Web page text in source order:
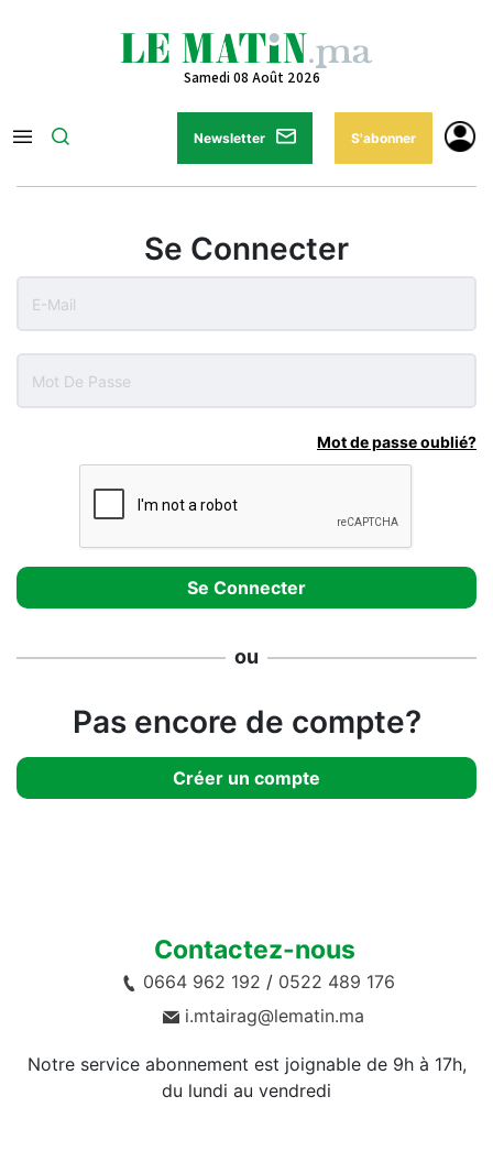
Samedi 08 Août 2026
Newsletter S'abonner
Se Connecter
Mot de passe oublié?
ou
Pas encore de compte?
Créer un compte
Contactez-nous
0664 962 192 / 0522 489 176
i.mtairag@lematin.ma
Notre service abonnement est joignable de 9h à 17h,
du lundi au vendredi